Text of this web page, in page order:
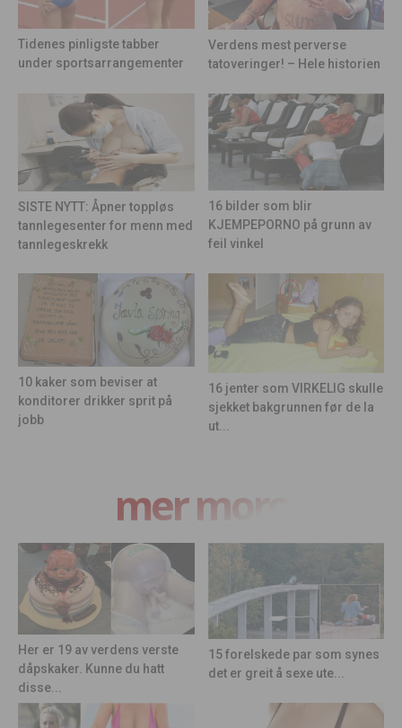
Tidenes pinligste tabber
under sportsarrangementer
Verdens mest perverse
tatoveringer! – Hele historien
SISTE NYTT: Åpner toppløs
tannlegesenter for menn med
tannlegeskrekk
16 bilder som blir
KJEMPEPORNO på grunn av
feil vinkel
10 kaker som beviser at
konditorer drikker sprit på
jobb
16 jenter som VIRKELIG skulle
sjekket bakgrunnen før de la
ut...
mer moro
Her er 19 av verdens verste
dåpskaker. Kunne du hatt
disse...
15 forelskede par som synes
det er greit å sexe ute...